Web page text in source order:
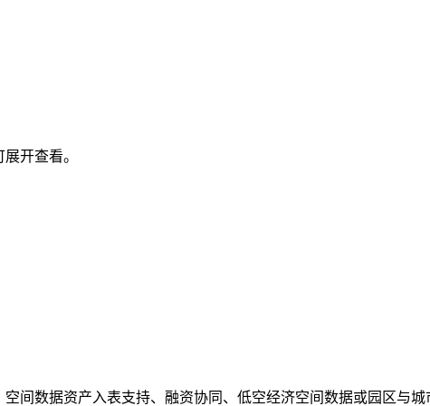
开查看。
间数据资产入表支持、融资协同、低空经济空间数据或园区与城